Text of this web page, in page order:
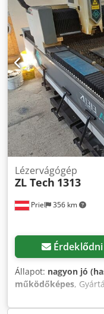
Priel 356 km
Lézervágógép
ZL Tech 1313
Érdeklődni
Állapot: nagyon jó
működőképes,
CNC
lézertípus: